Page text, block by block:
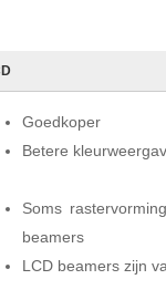
Goedkoper
Betere
Soms
beamers
LCD beamers zijn